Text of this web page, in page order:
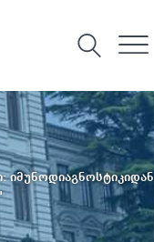
იმუნოდიაგნოსტიკიდან